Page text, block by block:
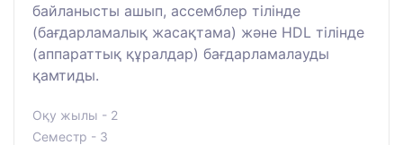
байланысты ашып, ассемблер тілінде
(бағдарламалық жасақтама) және HDL тілінде
(аппараттық құралдар) бағдарламалауды
қамтиды.
Оқу жылы - 2
Семестр - 3